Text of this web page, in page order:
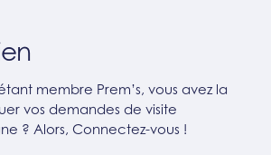
membre Prem’s, vous avez la
vos demandes de visite
? Alors, Connectez-vous !